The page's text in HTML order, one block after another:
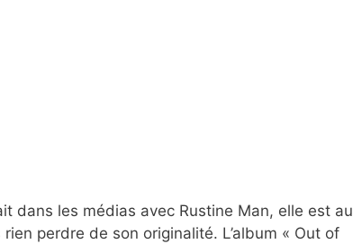
dans les médias avec Rustine Man, elle est au
perdre de son originalité. L’album « Out of